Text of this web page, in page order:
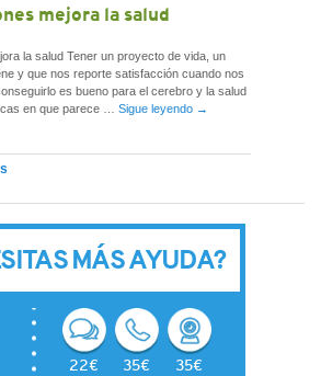
mejora la salud
la salud Tener un proyecto de vida, un
y que nos reporte satisfacción cuando nos
es bueno para el cerebro y la salud
en que parece … Sigue leyendo →
MÁS AYUDA?
22€ 35€
35€